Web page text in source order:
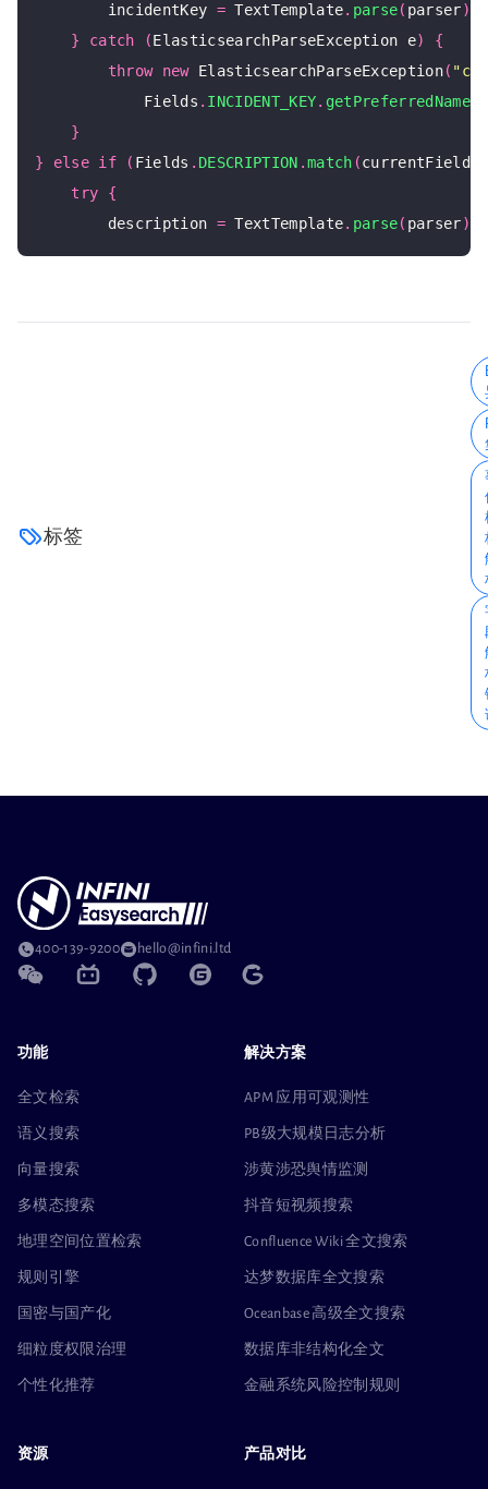
        incidentKey
= TextTemplate. parse( parser);
}
catch (ElasticsearchParseException e)
{
throw
new ElasticsearchParseException(
            Fields
. INCIDENT_KEY. getPreferredName
}
}
else if ( Fields . DESCRIPTION .match (
try
{
        description
= TextTemplate. parse( parser);
标签
400-139-9200 hello@infini.ltd
功能
全文检索
语义搜索
向量搜索
多模态搜索
地理空间位置检索
规则引擎
国密与国产化
细粒度权限治理
个性化推荐
解决方案
APM 应用可观测性
PB级大规模日志分析
涉黄涉恐舆情监测
抖音短视频搜索
Confluence Wiki 全文搜索
达梦数据库全文搜索
Oceanbase 高级全文搜索
数据库非结构化全文
金融系统风险控制规则
资源 产品对比